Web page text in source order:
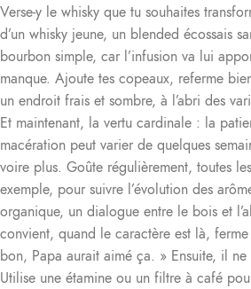
Verse-y le whisky que tu souhaites
d’un whisky jeune, un blended écossais
bourbon simple, car l’infusion va lui
manque. Ajoute tes copeaux, referme
un endroit frais et sombre, à l’abri des
Et maintenant, la vertu cardinale : la
macération peut varier de quelques
voire plus. Goûte régulièrement, toutes
exemple, pour suivre l’évolution des
organique, un dialogue entre le bois et
convient, quand le caractère est là, ferme
bon, Papa aurait aimé ça. » Ensuite, il ne
Utilise une étamine ou un filtre à café